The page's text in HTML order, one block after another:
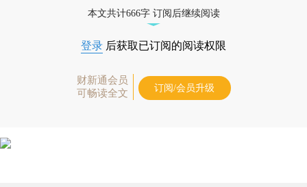
本文共计666字 订阅后继续阅读
登录 后获取已订阅的阅读权限
财新通会员
可畅读全文
订阅/会员升级